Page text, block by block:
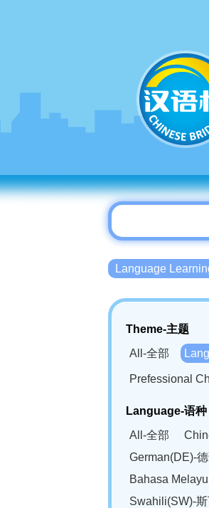
Language
Theme-主题
All-全部
Prefessional
Language-语种
All-全部
German(DE)-
Bahasa
Swahili(SW)-